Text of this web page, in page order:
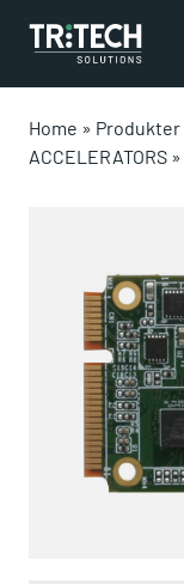
Home » Produkter
ACCELERATORS »